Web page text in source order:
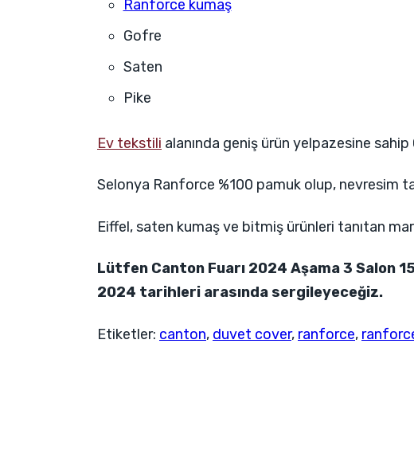
Ranforce kumaş
Gofre
Saten
Pike
Ev tekstili alanında geniş ürün yelpazesine sahip
Selonya Ranforce %100 pamuk olup, nevresim
Eiffel, saten kumaş ve bitmiş ürünleri tanıtan
Lütfen Canton Fuarı 2024 Aşama 3 Salon
2024 tarihleri ​​arasında sergileyeceğiz.
Etiketler: canton, duvet cover, ranforce,